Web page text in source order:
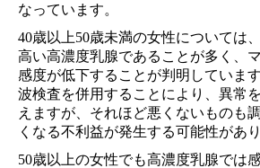
なっています。
40歳以上50歳未満の女性については
高い高濃度乳腺であることが多く、
感度が低下することが判明していま
波検査を併用することにより、異常
えますが、それほど悪くないものも
くなる不利益が発生する可能性があり
50歳以上の女性でも高濃度乳腺では